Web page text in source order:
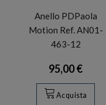
Anello PDPaola
Motion Ref. AN01-
463-12
95,00 €
Acquista